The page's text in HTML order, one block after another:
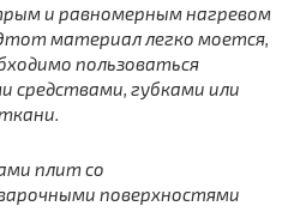
и равномерным нагревом
материал легко моется,
пользоваться
губками или
плит со
поверхностями